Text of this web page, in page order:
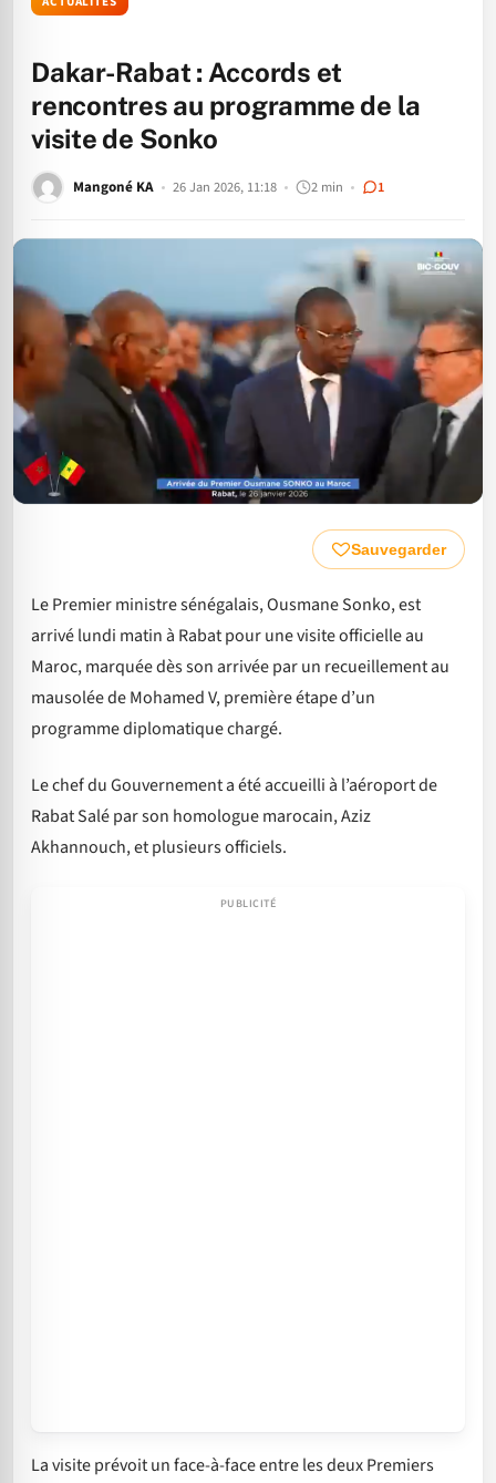
Dakar-Rabat : Accords et
rencontres au programme de la
visite de Sonko
Mangoné KA 26 Jan 2026, 11:18 2 min 1
Sauvegarder
Le Premier ministre sénégalais, Ousmane Sonko, est
arrivé lundi matin à Rabat pour une visite officielle au
Maroc, marquée dès son arrivée par un recueillement au
mausolée de Mohamed V, première étape d’un
programme diplomatique chargé.
Le chef du Gouvernement a été accueilli à l’aéroport de
Rabat Salé par son homologue marocain, Aziz
Akhannouch, et plusieurs officiels.
La visite prévoit un face-à-face entre les deux Premiers